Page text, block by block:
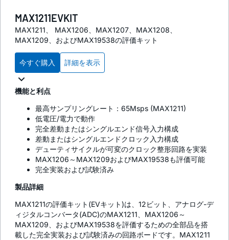
MAX1211EVKIT
MAX1211、 MAX1206、MAX1207、MAX1208、
MAX1209、およびMAX19538の評価キット
今すぐ購入 詳細を表示
機能と利点
最高サンプリングレート：65Msps (MAX1211)
低電圧/電力で動作
完全差動またはシングルエンド信号入力構成
差動またはシングルエンドクロック入力構成
デューティサイクルが可変のクロック整形回路を実装
MAX1206～MAX1209およびMAX19538も評価可能
完全実装および試験済み
製品詳細
MAX1211の評価キット(EVキット)は、12ビット、アナログ-デ
ィジタルコンバータ(ADC)のMAX1211、MAX1206～
MAX1209、およびMAX19538を評価するための全部品を搭
載した完全実装および試験済みの回路ボードです。MAX1211